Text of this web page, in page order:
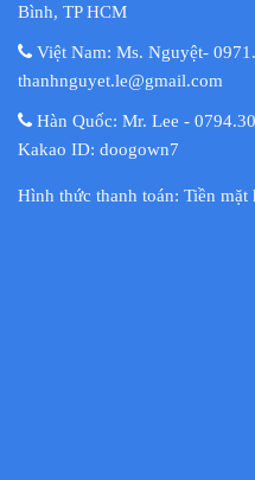
Bình, TP HCM
Việt Nam: Ms. Nguyệt-
thanhnguyet.le@gmail.com
Hàn Quốc: Mr. Lee -
Kakao ID: doogown7
Hình thức thanh toán: Tiền mặt